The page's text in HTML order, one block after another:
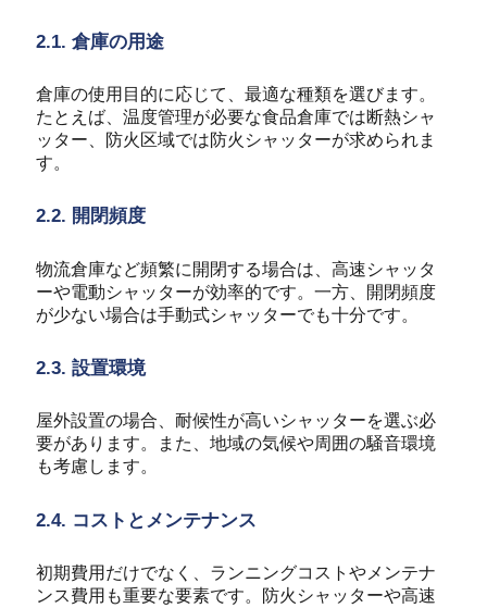
2.1. 倉庫の用途
倉庫の使用目的に応じて、最適な種類を選びます。
たとえば、温度管理が必要な食品倉庫では断熱シャ
ッター、防火区域では防火シャッターが求められま
す。
2.2. 開閉頻度
物流倉庫など頻繁に開閉する場合は、高速シャッタ
ーや電動シャッターが効率的です。一方、開閉頻度
が少ない場合は手動式シャッターでも十分です。
2.3. 設置環境
屋外設置の場合、耐候性が高いシャッターを選ぶ必
要があります。また、地域の気候や周囲の騒音環境
も考慮します。
2.4. コストとメンテナンス
初期費用だけでなく、ランニングコストやメンテナ
ンス費用も重要な要素です。防火シャッターや高速